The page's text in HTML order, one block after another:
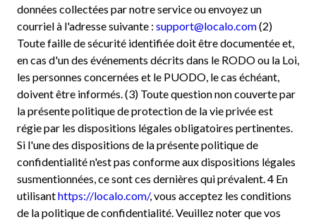
données collectées par notre service ou envoyez un
courriel à l'adresse suivante : support@localo.com(2)
Toute faille de sécurité identifiée doit être documentée et,
en cas d'un des événements décrits dans le RODO ou la Loi,
les personnes concernées et le PUODO, le cas échéant,
doivent être informés. (3) Toute question non couverte par
la présente politique de protection de la vie privée est
régie par les dispositions légales obligatoires pertinentes.
Si l'une des dispositions de la présente politique de
confidentialité n'est pas conforme aux dispositions légales
susmentionnées, ce sont ces dernières qui prévalent. 4 En
utilisanthttps://localo.com/, vous acceptez les conditions
de la politique de confidentialité. Veuillez noter que vos